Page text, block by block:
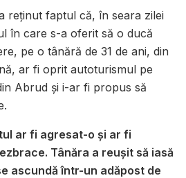
reţinut faptul că, în seara zilei
în care s-a oferit să o ducă
pe o tânără de 31 de ani, din
ar fi oprit autoturismul pe
Abrud şi i-ar fi propus să
ar fi agresat-o şi ar fi
Tânăra a reuşit să iasă
ascundă într-un adăpost de